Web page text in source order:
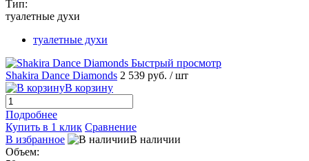
Тип:
туалетные духи
туалетные духи
Быстрый просмотр
Shakira Dance Diamonds 2 539 руб. / шт
В корзину
Подробнее
Купить в 1 клик Сравнение
В избранное
В наличии
Объем: